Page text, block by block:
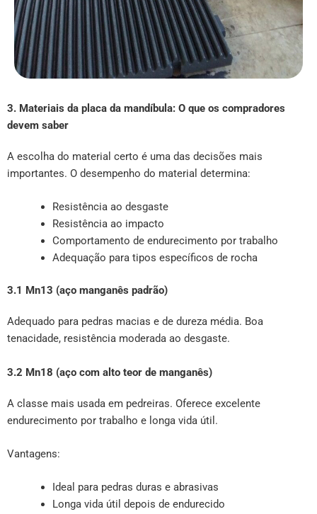
3. Materiais da placa da mandíbula: O que os compradores
devem saber
A escolha do material certo é uma das decisões mais
importantes. O desempenho do material determina:
Resistência ao desgaste
Resistência ao impacto
Comportamento de endurecimento por trabalho
Adequação para tipos específicos de rocha
3.1 Mn13 (aço manganês padrão)
Adequado para pedras macias e de dureza média. Boa
tenacidade, resistência moderada ao desgaste.
3.2 Mn18 (aço com alto teor de manganês)
A classe mais usada em pedreiras. Oferece excelente
endurecimento por trabalho e longa vida útil.
Vantagens:
Ideal para pedras duras e abrasivas
Longa vida útil depois de endurecido